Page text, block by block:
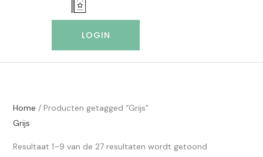
LOGIN
Home / Producten getagged “Grijs”
Grijs
Resultaat 1–9 van de 27 resultaten wordt getoond